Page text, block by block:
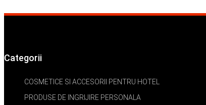
Categorii
COSMETICE SI ACCESORII PENTRU HOTEL
PRODUSE DE INGRIJIRE PERSONALA